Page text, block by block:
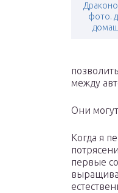
фото.
между
Они
Когда я
первые